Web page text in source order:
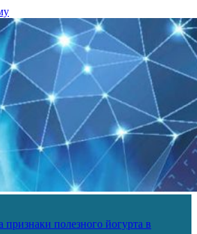
признаки полезного йогурта в